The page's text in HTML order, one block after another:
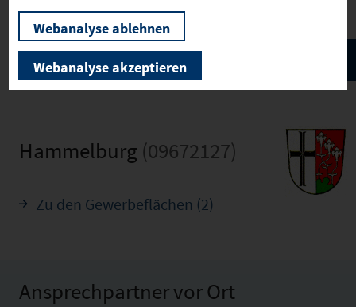
Hammelburg (09672127)
Zu den Gewerbeflächen (2)
Ansprechpartner vor Ort
Webanalyse ablehnen
Webanalyse akzeptieren